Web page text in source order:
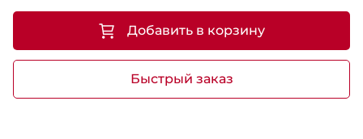
Быстрый заказ
Добавить в корзину